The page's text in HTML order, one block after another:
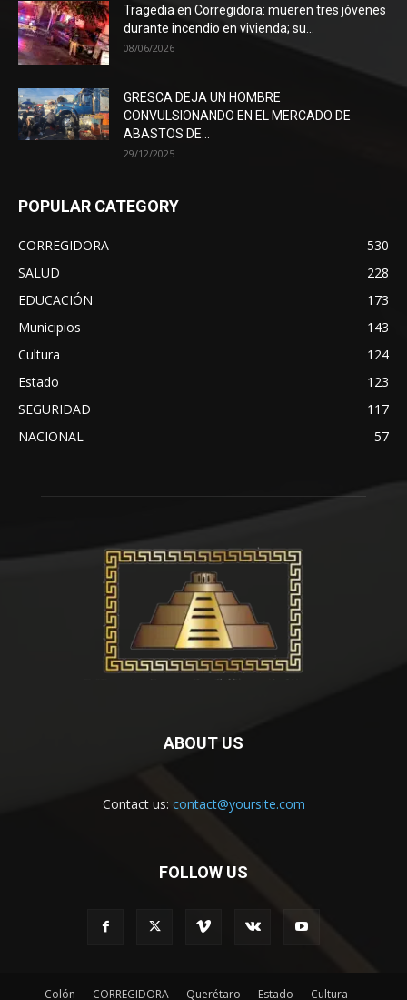
Tragedia en Corregidora: mueren tres jóvenes
durante incendio en vivienda; su...
08/06/2026
GRESCA DEJA UN HOMBRE
CONVULSIONANDO EN EL MERCADO DE
ABASTOS DE...
29/12/2025
POPULAR CATEGORY
CORREGIDORA
530
SALUD
228
EDUCACIÓN
173
Municipios
143
Cultura
124
Estado
123
SEGURIDAD
117
NACIONAL
57
ABOUT US
Contact us: contact@yoursite.com
FOLLOW US
Colón CORREGIDORA Querétaro Estado Cultura